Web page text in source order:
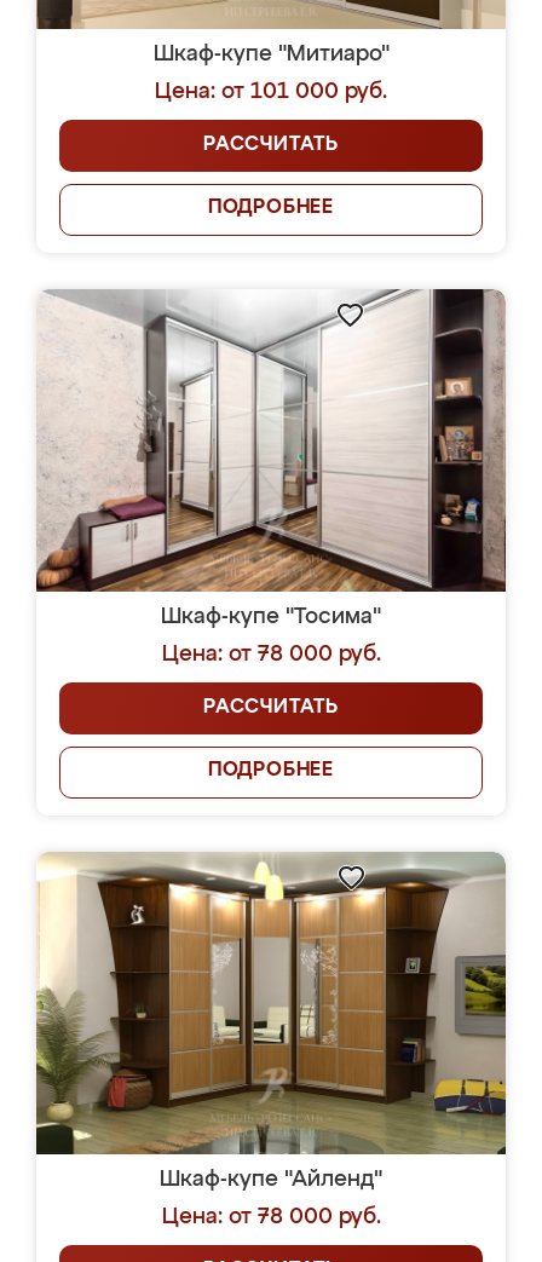
Шкаф-купе "Митиаро"
Цена: от 101 000 руб.
РАССЧИТАТЬ
ПОДРОБНЕЕ
Шкаф-купе "Тосима"
Цена: от 78 000 руб.
РАССЧИТАТЬ
ПОДРОБНЕЕ
Шкаф-купе "Айленд"
Цена: от 78 000 руб.